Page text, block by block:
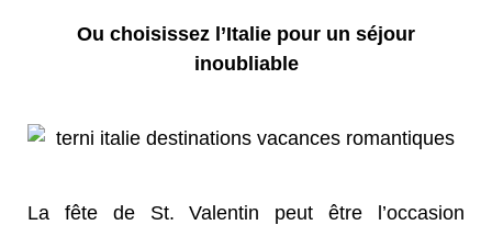
Ou choisissez l’Italie pour un séjour
inoubliable
La fête de St. Valentin peut être l’occasion